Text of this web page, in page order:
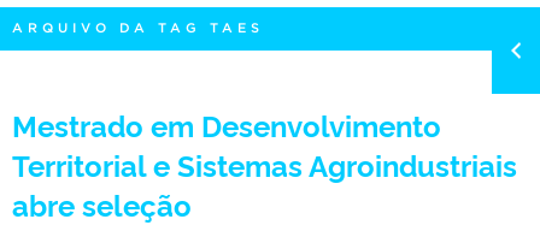
PORTARIAS
TELEFONES
ARQUIVO DA TAG TAES
Mestrado em Desenvolvimento
Territorial e Sistemas Agroindustriais
abre seleção